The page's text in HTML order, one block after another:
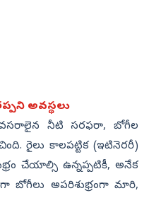
అవస్థలు
నీటి సరఫరా, బోగీల
రైలు కాలపట్టిక (ఇటినెరరీ)
చేయాల్సి ఉన్నప్పటికీ, అనేక
బోగీలు అపరిశుభ్రంగా మారి,